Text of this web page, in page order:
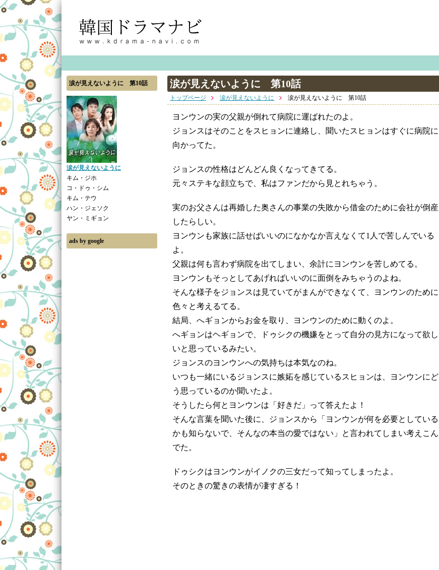
涙が見えないように 第10話
涙が見えないように
キム・ジホ
コ・ドゥ・シム
キム・テウ
ハン・ジェソク
ヤン・ミギョン
ads by google
涙が見えないように 第10話
トップページ 涙が見えないように 涙が見えないように 第10話
ヨンウンの実の父親が倒れて病院に運ばれたのよ。
ジョンスはそのことをスヒョンに連絡し、聞いたスヒョンはすぐに病院に
向かってた。
ジョンスの性格はどんどん良くなってきてる。
元々ステキな顔立ちで、私はファンだから見とれちゃう。
実のお父さんは再婚した奥さんの事業の失敗から借金のために会社が倒産
したらしい。
ヨンウンも家族に話せばいいのになかなか言えなくて1人で苦しんでいる
よ。
父親は何も言わず病院を出てしまい、余計にヨンウンを苦しめてる。
ヨンウンもそっとしてあげればいいのに面倒をみちゃうのよね。
そんな様子をジョンスは見ていてがまんができなくて、ヨンウンのために
色々と考えるてる。
結局、へギョンからお金を取り、ヨンウンのために動くのよ。
へギョンはヘギョンで、ドゥシクの機嫌をとって自分の見方になって欲し
いと思っているみたい。
ジョンスのヨンウンへの気持ちは本気なのね。
いつも一緒にいるジョンスに嫉妬を感じているスヒョンは、ヨンウンにど
う思っているのか聞いたよ。
そうしたら何とヨンウンは「好きだ」って答えたよ！
そんな言葉を聞いた後に、ジョンスから「ヨンウンが何を必要としている
かも知らないで、そんなの本当の愛ではない」と言われてしまい考えこん
でた。
ドゥシクはヨンウンがイノクの三女だって知ってしまったよ。
そのときの驚きの表情が凄すぎる！